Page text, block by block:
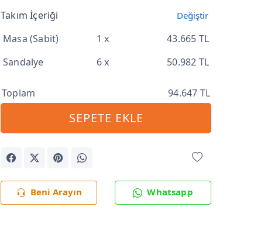
Takım İçeriği Değiştir
Masa (Sabit) 1 x
43.665 TL
Sandalye
6 x 50.982 TL
Toplam 94.647 TL
SEPETE EKLE
Beni Arayın Whatsapp